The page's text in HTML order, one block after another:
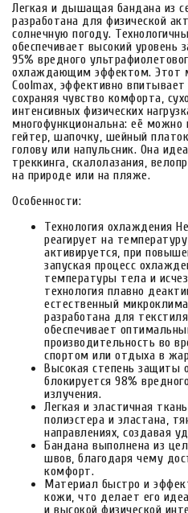
Легкая и дышащая бандана из
разработана для физической
солнечную погоду.
обеспечивает высокий
95% вредного
охлаждающим эффектом. Этот
Coolmax, эффективно
сохраняя чувство комфорта,
интенсивных физических
многофункциональна: её можно
гейтер, шапочку, шейный
голову или напульсник. Она
треккинга, скалолазания,
на природе или на пляже.
Особенности:
Технология охлаждения
реагирует на
активируется, при
запуская процесс
температуры тела и
технология плавно
естественный
разработана для
обеспечивает
производительность во
спортом или отдыха в
Высокая степень защиты
блокируется 98%
излучения.
Легкая и эластичная
полиэстера и эластана,
направлениях, создавая
Бандана выполнена из
швов, благодаря чему
комфорт.
Материал быстро и
кожи, что делает его
и высокой физической